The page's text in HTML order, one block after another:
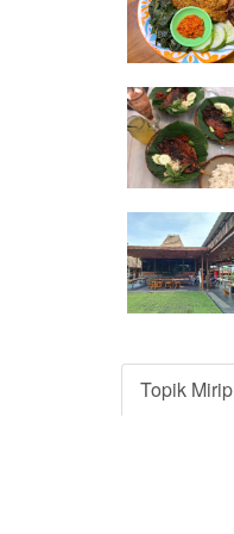
Topik Mirip